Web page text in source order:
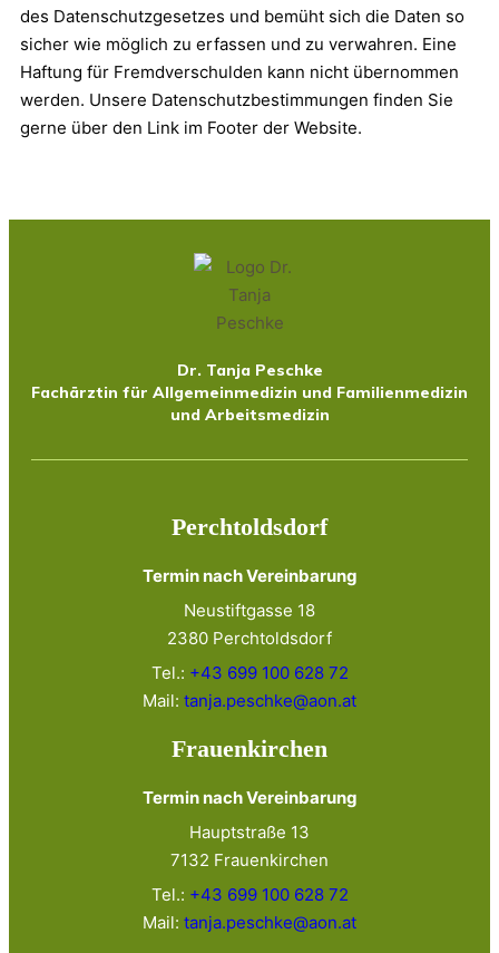
des Datenschutzgesetzes und bemüht sich die Daten so
sicher wie möglich zu erfassen und zu verwahren. Eine
Haftung für Fremdverschulden kann nicht übernommen
werden. Unsere Datenschutzbestimmungen finden Sie
gerne über den Link im Footer der Website.
Dr. Tanja Peschke
Fachärztin für Allgemeinmedizin und Familienmedizin
und Arbeitsmedizin
Perchtoldsdorf
Termin nach Vereinbarung
Neustiftgasse 18
2380 Perchtoldsdorf
Tel.: +43 699 100 628 72
Mail: tanja.peschke@aon.at
Frauenkirchen
Termin nach Vereinbarung
Hauptstraße 13
7132 Frauenkirchen
Tel.: +43 699 100 628 72
Mail: tanja.peschke@aon.at